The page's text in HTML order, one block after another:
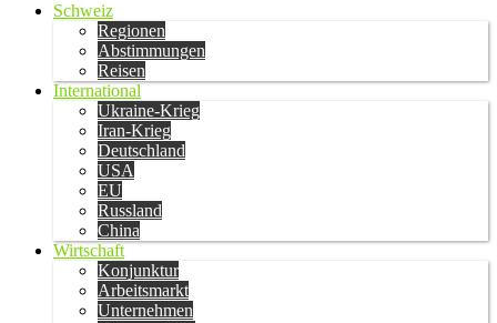
Schweiz
Regionen
Abstimmungen
Reisen
International
Ukraine-Krieg
Iran-Krieg
Deutschland
USA
EU
Russland
China
Wirtschaft
Konjunktur
Arbeitsmarkt
Unternehmen